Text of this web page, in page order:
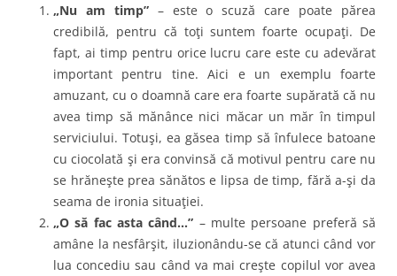
„Nu am timp” – este o scuză care poate părea
credibilă, pentru că toţi suntem foarte ocupaţi. De
fapt, ai timp pentru orice lucru care este cu adevărat
important pentru tine. Aici e un exemplu foarte
amuzant, cu o doamnă care era foarte supărată că nu
avea timp să mănânce nici măcar un măr în timpul
serviciului. Totuşi, ea găsea timp să înfulece batoane
cu ciocolată şi era convinsă că motivul pentru care nu
se hrăneşte prea sănătos e lipsa de timp, fără a-şi da
seama de ironia situaţiei.
„O să fac asta când…” – multe persoane preferă să
amâne la nesfârşit, iluzionându-se că atunci când vor
lua concediu sau când va mai creşte copilul vor avea